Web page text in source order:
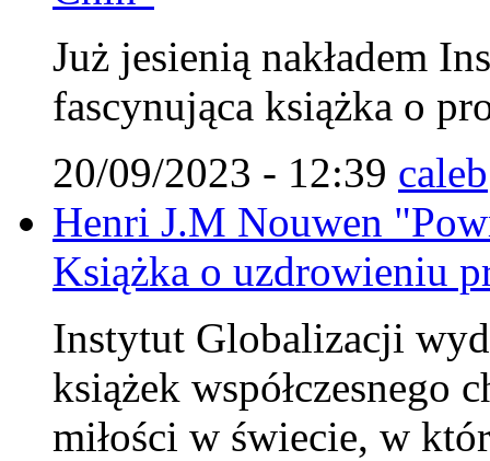
Już jesienią nakładem
fascynująca książka o
20/09/2023 - 12:39 caleb
Henri J.M Nouwen
Książka o uzdrowieniu
Instytut Globalizacji
książek współczesnego
miłości w świecie, w